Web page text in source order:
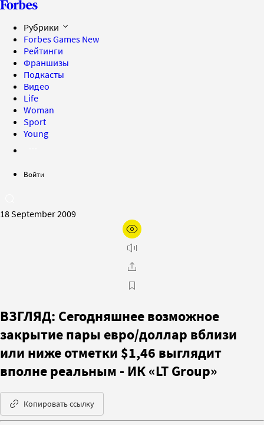
Рубрики
Forbes Games New
Рейтинги
Франшизы
Подкасты
Видео
Life
Woman
Sport
Young
Войти
18 September 2009
ВЗГЛЯД: Сегодняшнее возможное
закрытие пары евро/доллар вблизи
или ниже отметки $1,46 выглядит
вполне реальным - ИК «LT Group»
Копировать ссылку